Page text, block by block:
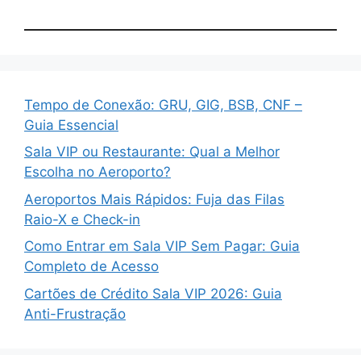
Tempo de Conexão: GRU, GIG, BSB, CNF –
Guia Essencial
Sala VIP ou Restaurante: Qual a Melhor
Escolha no Aeroporto?
Aeroportos Mais Rápidos: Fuja das Filas
Raio-X e Check-in
Como Entrar em Sala VIP Sem Pagar: Guia
Completo de Acesso
Cartões de Crédito Sala VIP 2026: Guia
Anti-Frustração